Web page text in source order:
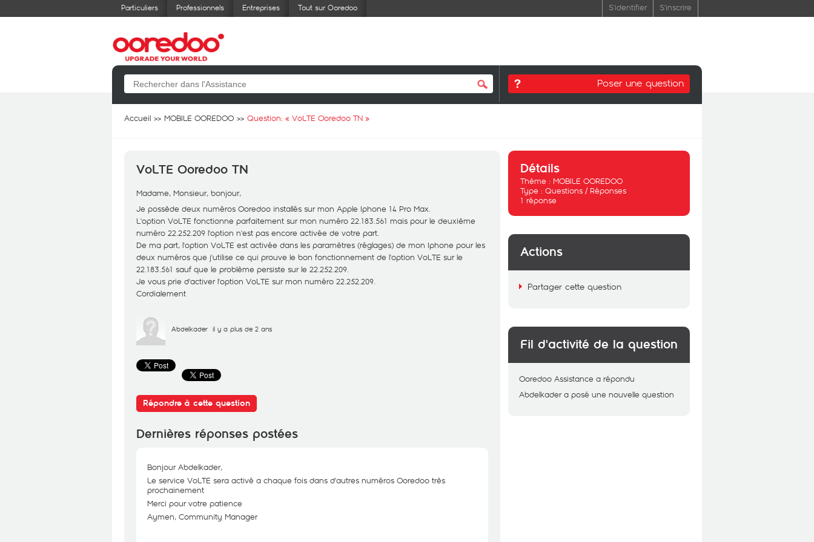
Particuliers Professionnels Entreprises Tout sur Ooredoo S'identifier S'inscrire
Poser une question
Accueil MOBILE OOREDOO Question: « VoLTE Ooredoo TN »
VoLTE Ooredoo TN
Madame, Monsieur, bonjour,
Je possède deux numéros Ooredoo installés sur mon Apple Iphone 14 Pro Max.
L'option VoLTE fonctionne parfaitement sur mon numéro 22.183.561 mais pour le deuxième
numéro 22.252.209 l'option n'est pas encore activée de votre part.
De ma part, l'option VoLTE est activée dans les paramètres (réglages) de mon Iphone pour les
deux numéros que j'utilise ce qui prouve le bon fonctionnement de l'option VoLTE sur le
22.183.561 sauf que le problème persiste sur le 22.252.209.
Je vous prie d'activer l'option VoLTE sur mon numéro 22.252.209.
Cordialement
Abdelkader il y a plus de 2 ans
Répondre à cette question
Dernières réponses postées
Bonjour Abdelkader,
Le service VoLTE sera activé a chaque fois dans d'autres numéros Ooredoo très
prochainement
Merci pour votre patience
Aymen, Community Manager
Détails
Thème : MOBILE OOREDOO
Type : Questions / Réponses
1 réponse
Actions
Partager cette question
Fil d'activité de la question
Ooredoo Assistance a répondu
Abdelkader a posé une nouvelle question